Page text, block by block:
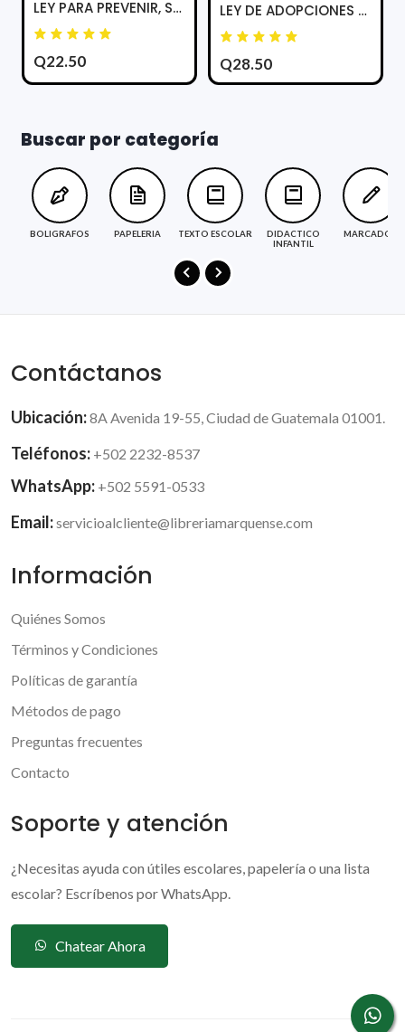
LEY PARA PREVENIR, SANCIONAR Y ERRADICAR LA VIOLENCIA INTRAFAMILIAR
Q22.50
LEY DE ADOPCIONES Y SU REGLAMENTO
Q28.50
Buscar por categoría
BOLIGRAFOS PAPELERIA TEXTO ESCOLAR
DIDACTICO
INFANTIL
MARCADOR
Contáctanos
Ubicación:8A Avenida 19-55, Ciudad de Guatemala 01001.
Teléfonos: +502 2232-8537
WhatsApp: +502 5591-0533
Email:servicioalcliente@libreriamarquense.com
Información
Quiénes Somos
Términos y Condiciones
Políticas de garantía
Métodos de pago
Preguntas frecuentes
Contacto
Soporte y atención
¿Necesitas ayuda con útiles escolares, papelería o una lista
escolar? Escríbenos por WhatsApp.
Chatear Ahora